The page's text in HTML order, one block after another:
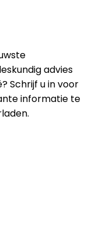
advies
Schrijf u in voor
informatie te